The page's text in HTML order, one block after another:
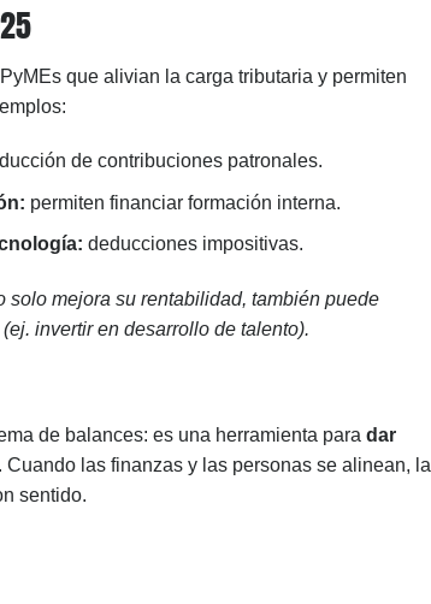
que alivian la carga tributaria y permiten
de contribuciones patronales.
permiten financiar formación interna.
deducciones impositivas.
mejora su rentabilidad, también puede
invertir en desarrollo de talento).
de balances: es una herramienta para dar
. Cuando las finanzas y las personas se alinean, la
sentido.